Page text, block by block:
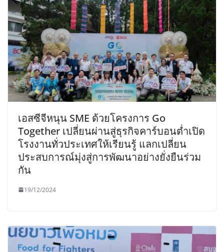
เอสซีจีหนุน SME ด้วยโครงการ Go
Together เปลี่ยนผ่านสู่ธุรกิจคาร์บอนต่ำเปิด
โรงงานทั่วประเทศให้เรียนรู้ แลกเปลี่ยน
ประสบการณ์มุ่งสู่การพัฒนาอย่างยั่งยืนร่วม
กัน
19/12/2024